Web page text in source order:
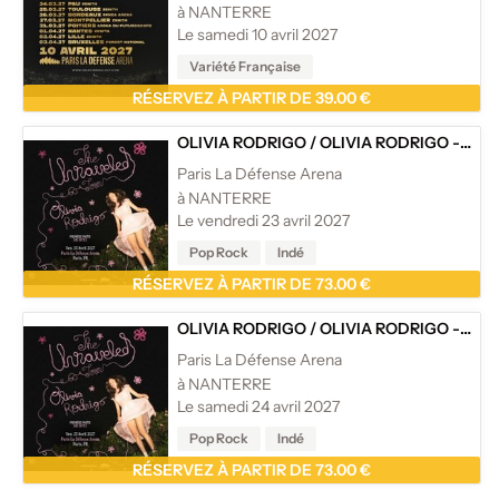
à NANTERRE
Le samedi 10 avril 2027
Variété Française
RÉSERVEZ À PARTIR DE 39.00 €
OLIVIA RODRIGO /OLIVIA RODRIGO - THE UNRAVELED TOUR
Paris La Défense Arena
à NANTERRE
Le vendredi 23 avril 2027
Pop Rock Indé
RÉSERVEZ À PARTIR DE 73.00 €
OLIVIA RODRIGO /OLIVIA RODRIGO - THE UNRAVELED TOUR
Paris La Défense Arena
à NANTERRE
Le samedi 24 avril 2027
Pop Rock Indé
RÉSERVEZ À PARTIR DE 73.00 €